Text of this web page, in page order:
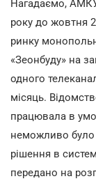
Нагадаємо,
року до жовтня
ринку
«Зеонбуду» на
одного
місяць.
працювала в
неможливо було
рішення в
передано на